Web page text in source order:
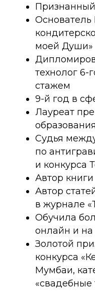
моей Души»
технолог 6-
стажем
9-й год в
Лауреат
Судья
по
и конкурса
Автор
Автор
в журнале
Обучила
онлайн и на
Золотой
конкурса
Мумбаи,
«свадебные